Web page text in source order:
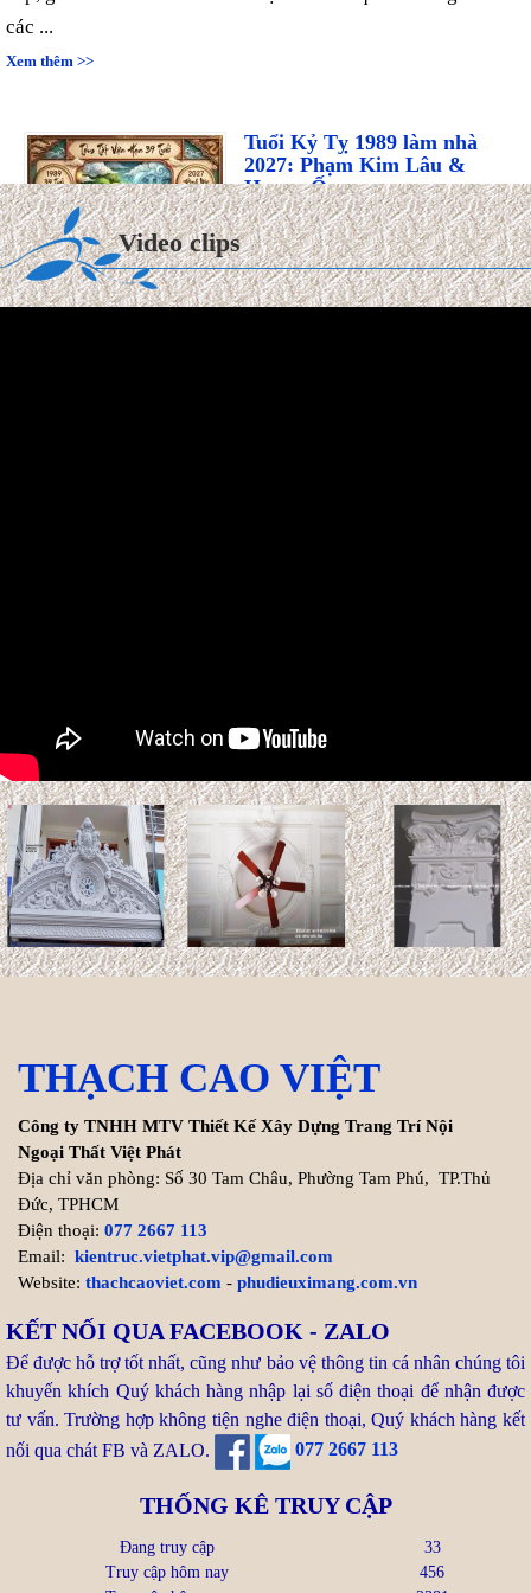
Xem thêm >>
2027: Phạm Kim Lâu &
Hoang Ốc
Tuổi Kỷ Tỵ 1989 làm nhà 2027:
Phạm Kim Lâu & Hoang Ốc.
Năm 2027 (Đinh Mùi), gia chủ tuổi Kỷ Tỵ 1989 bước sang
tuổi 39 ...
thiện trọn gói biệt thự
200m2 dao động từ 8.000.000 VNĐ/m² cho đến ...
Xem thêm >>
Tuổi Kỷ Dậu 1969 làm nhà
2027: Cơ hội Vàng đón thọ
Mùi), gia chủ tuổi Kỷ Dậu 1969
chạm ngưỡng 59 tuổi (tuổi mụ). Trong dân gian, nhiều người
thường e ngại ...
Xem thêm >>
Tuổi Canh Tuất 1970 làm nhà
2027: Đắc Nhất Cát - Vạn Sự
Như Ý
Bước sang năm 2027 (Đinh
Mùi), gia chủ tuổi Canh Tuất
1970 chạm ngưỡng 58 tuổi (tuổi mụ). Đây là giai đoạn "độ ...
Xem thêm >>
Kinh Nghiệm Xây Biệt Thự
Đẹp: 9 Yếu Tố Không Thể Bỏ
Video clips
THẠCH CAO VIỆT
Công ty TNHH MTV Thiết Kế Xây Dựng Trang Trí Nội
Ngoại Thất Việt Phát
Địa chỉ văn phòng: Số 30 Tam Châu, Phường Tam Phú, TP.Thủ
Đức, TPHCM
Điện thoại: 077 2667 113
Email: kientruc.vietphat.vip@gmail.com
Website: thachcaoviet.com - phudieuximang.com.vn
KẾT NỐI QUA FACEBOOK - ZALO
Để được hỗ trợ tốt nhất, cũng như bảo vệ thông tin cá nhân chúng tôi
khuyến khích Quý khách hàng nhập lại số điện thoại để nhận được
tư vấn. Trường hợp không tiện nghe điện thoại, Quý khách hàng kết
nối qua chát FB và ZALO.
077 2667 113
THỐNG KÊ TRUY CẬP
Đang truy cập
33
Truy cập hôm nay
456